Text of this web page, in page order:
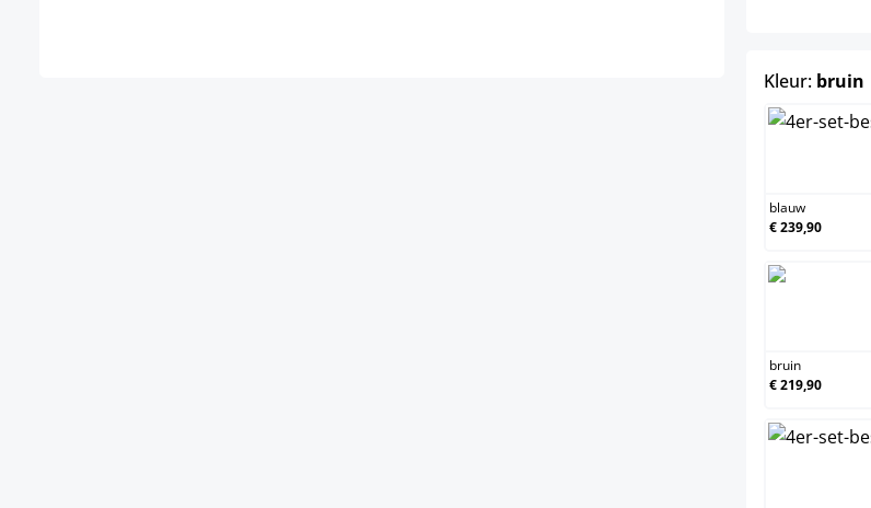
Kleur: bruin
blauw
€ 239,90
bruin
€ 219,90